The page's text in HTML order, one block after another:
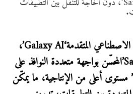
بالإضافة إلى ميزات الذكاء الاصطناعي المتقدمة‘Galaxy AI’،
يوفّر وضع ‘Samsung DeX’المحسّن بواجهة متعددة النوافذ على
سلسلة‘Galaxy Tab S11’ مستوى أعلى من الإنتاجية، ما يمكّن